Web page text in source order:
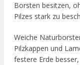
Borsten besitzen,
Pilzes stark zu
Weiche
Pilzkappen und
festere Erde